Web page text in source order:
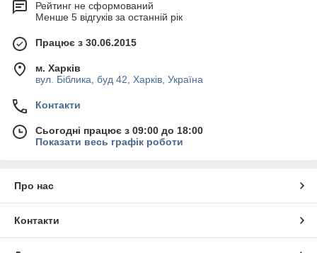
Рейтинг не сформований
Менше 5 відгуків за останній рік
Працює з 30.06.2015
м. Харків
вул. Біблика, буд 42, Харків, Україна
Контакти
Сьогодні працює з 09:00 до 18:00
Показати весь графік роботи
Про нас
Контакти